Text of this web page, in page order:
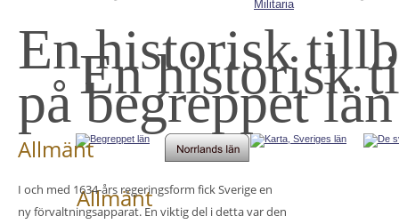
Allmänt
En historisk
Allmänt
I och med 1634-års regeringsform fick Sverige en
ny förvaltningsapparat. En viktig del i detta var den
En historisk
på begreppet län